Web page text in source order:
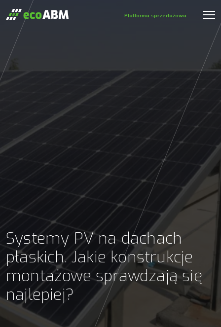
Platforma sprzedażowa
Systemy PV na dachach
płaskich. Jakie konstrukcje
montażowe sprawdzają się
najlepiej?